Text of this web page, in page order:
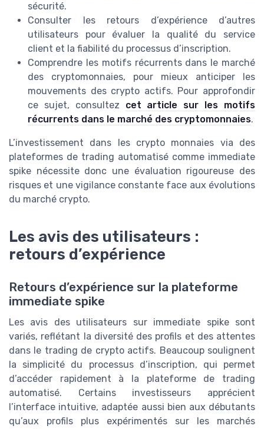
sécurité.
Consulter les retours d’expérience d’autres
utilisateurs pour évaluer la qualité du service
client et la fiabilité du processus d’inscription.
Comprendre les motifs récurrents dans le marché
des cryptomonnaies, pour mieux anticiper les
mouvements des crypto actifs. Pour approfondir
ce sujet, consultez cet article sur les motifs
récurrents dans le marché des cryptomonnaies.
L’investissement dans les crypto monnaies via des
plateformes de trading automatisé comme immediate
spike nécessite donc une évaluation rigoureuse des
risques et une vigilance constante face aux évolutions
du marché crypto.
Les avis des utilisateurs :
retours d’expérience
Retours d’expérience sur la plateforme
immediate spike
Les avis des utilisateurs sur immediate spike sont
variés, reflétant la diversité des profils et des attentes
dans le trading de crypto actifs. Beaucoup soulignent
la simplicité du processus d’inscription, qui permet
d’accéder rapidement à la plateforme de trading
automatisé. Certains investisseurs apprécient
l’interface intuitive, adaptée aussi bien aux débutants
qu’aux profils plus expérimentés sur les marchés